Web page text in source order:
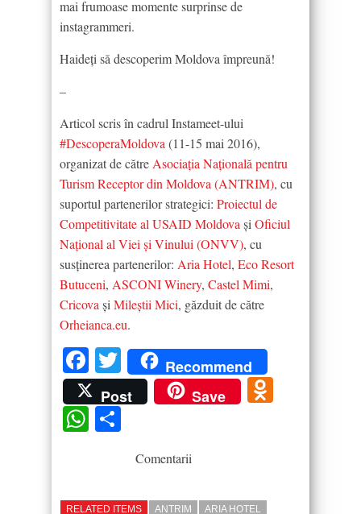
mai frumoase momente surprinse de
instagrammeri.
Haideți să descoperim Moldova împreună!
–
Articol scris în cadrul Instameet-ului
#DescoperaMoldova (11-15 mai 2016),
organizat de către Asociația Națională pentru
Turism Receptor din Moldova (ANTRIM), cu
suportul partenerilor strategici: Proiectul de
Competitivitate al USAID Moldova și Oficiul
Național al Viei și Vinului (ONVV), cu
susținerea partenerilor: Aria Hotel, Eco Resort
Butuceni, ASCONI Winery, Castel Mimi,
Cricova și Mileștii Mici, găzduit de către
Orheianca.eu.
Facebook
TwitterRecommend
Post
Save
WhatsApp
Comentarii
RELATED ITEMS ANTRIM ARIA HOTEL